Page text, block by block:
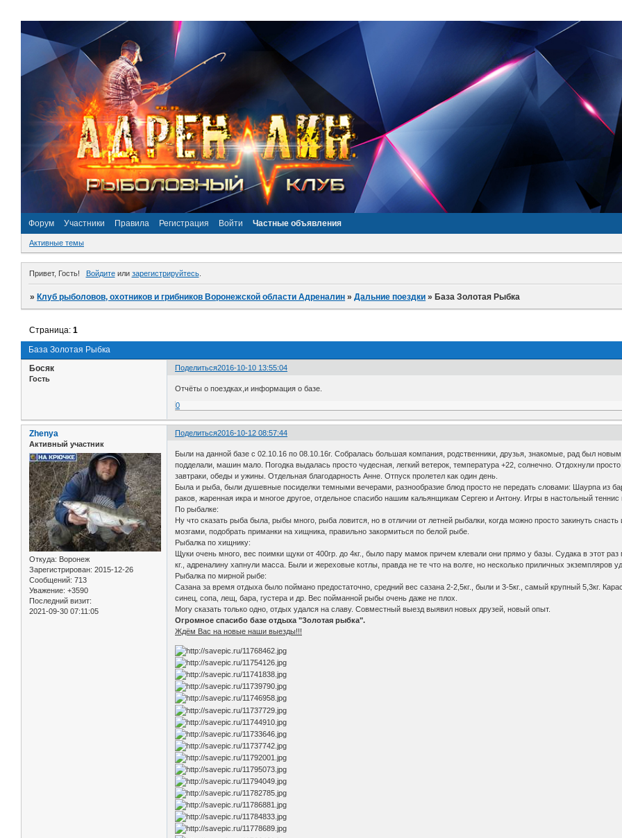
Форум Участники Правила Регистрация Войти Частные объявления
Активные темы
Привет, Гость! Войдитеили зарегистрируйтесь.
» Клуб рыболовов, охотников и грибников Воронежской области Адреналин »Дальние поездки » База Золотая Рыбка
База Золотая Рыбка
Страница:1
Поделиться2016-10-10 13:55:04
Босяк
Гость
Отчёты о поездках,и информация о базе.
0
Поделиться2016-10-12 08:57:44
Zhenya
Активный участник
Откуда: Воронеж
Зарегистрирован: 2015-12-26
Сообщений: 713
Уважение: +3590
Последний визит:
2021-09-30 07:11:05
Были на данной базе с 02.10.16 по 08.10.16г. Собралась большая компания, родственники, друзья, знакомые, рад был
подделали, машин мало. Погодка выдалась просто чудесная, легкий ветерок, температура +22, солнечно. Отдохнули
завтраки, обеды и ужины. Отдельная благодарность Анне. Отпуск пролетел как один день.
Была и рыба, были душевные посиделки темными вечерами, разнообразие блюд просто не передать словами: Шаурпа из
раков, жаренная икра и многое другое, отдельное спасибо нашим кальянщикам Сергею и Антону. Игры в настольный теннис
По рыбалке:
Ну что сказать рыба была, рыбы много, рыба ловится, но в отличии от летней рыбалки, когда можно просто закинуть
мозгами, подобрать приманки на хищника, правильно закормиться по белой рыбе.
Рыбалка по хищнику:
Щуки очень много, вес поимки щуки от 400гр. до 4кг., было пару мамок причем клевали они прямо у базы. Судака в этот
кг., адреналину хапнули масса. Были и жереховые котлы, правда не те что на волге, но несколько приличных экземпляров
Рыбалка по мирной рыбе:
Сазана за время отдыха было поймано предостаточно, средний вес сазана 2-2,5кг., были и 3-5кг., самый крупный 5,3кг.
синец, сопа, лещ, бара, густера и др. Вес пойманной рыбы очень даже не плох.
Могу сказать только одно, отдых удался на славу. Совместный выезд выявил новых друзей, новый опыт.
Огромное спасибо базе отдыха "Золотая рыбка".
Ждём Вас на новые наши выезды!!!